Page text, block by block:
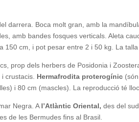
darrera. Boca molt gran, amb la
amb bandes fosques verticals. Aleta
150 cm, i pot pesar entre 2 i 50 kg. La
prop dels herbers de Posidonia i
crustacis. Hermafrodita proterogínic
i 80 cm (mascles). La reproducció té lloc
Negra. A l’Atlàntic Oriental, des del
de les Bermudes fins al Brasil.